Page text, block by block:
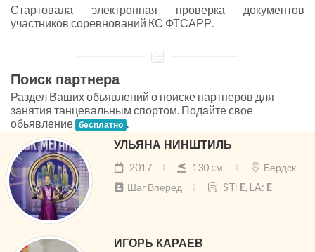
Стартовала электронная проверка документов
участников соревнований КС ФТСАРР.
Поиск партнера
Раздел Ваших обьявлений о поиске партнеров для
занятия танцевальным спортом. Подайте свое
обьявление бесплатно .
УЛЬЯНА НИНШТИЛЬ
2017 130 cм.
Бердск
Шаг Вперед
ST: E, LA: E
ИГОРЬ КАРАЕВ